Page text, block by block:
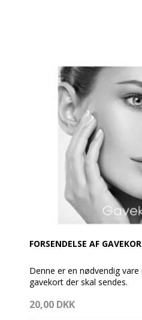
FORSENDELSE AF
Denne er en nødvendig
gavekort der skal sendes.
20,00 DKK